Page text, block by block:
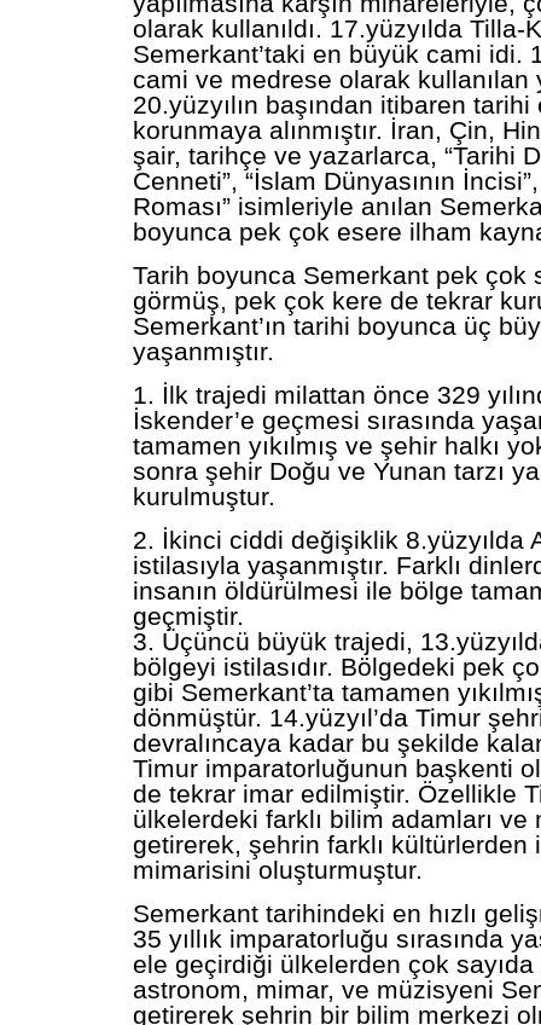
olarak kullanıldı. 17.yüzyılda Tilla-
Semerkant’taki en büyük cami idi.
cami ve medrese olarak kullanılan
20.yüzyılın başından itibaren
korunmaya alınmıştır. İran, Çin,
şair, tarihçe ve yazarlarca, “Tarihi
Cenneti”, “İslam Dünyasının
Roması” isimleriyle anılan
boyunca pek çok esere ilham
Tarih boyunca Semerkant pek çok
görmüş, pek çok kere de tekrar
Semerkant’ın tarihi boyunca üç
yaşanmıştır.
1. İlk trajedi milattan önce 329
İskender’e geçmesi sırasında
tamamen yıkılmış ve şehir halkı
sonra şehir Doğu ve Yunan tarzı
kurulmuştur.
2. İkinci ciddi değişiklik 8.yüzyılda
istilasıyla yaşanmıştır. Farklı
insanın öldürülmesi ile bölge
geçmiştir.
3. Üçüncü büyük trajedi,
bölgeyi istilasıdır. Bölgedeki pek
gibi Semerkant’ta tamamen
dönmüştür. 14.yüzyıl’da Timur
devralıncaya kadar bu şekilde
Timur imparatorluğunun başkenti
de tekrar imar edilmiştir. Özellikle
ülkelerdeki farklı bilim adamları ve
getirerek, şehrin farklı kültürlerden
mimarisini oluşturmuştur.
Semerkant tarihindeki en hızlı
35 yıllık imparatorluğu sırasında
ele geçirdiği ülkelerden çok
astronom, mimar, ve müzisyeni
getirerek şehrin bir bilim merkezi